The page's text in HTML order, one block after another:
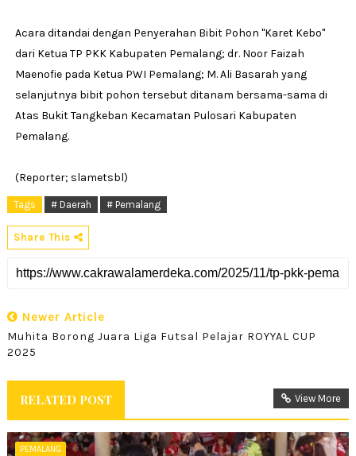
Acara ditandai dengan Penyerahan Bibit Pohon ''Karet Kebo''
dari Ketua TP PKK Kabupaten Pemalang; dr. Noor Faizah
Maenofie pada Ketua PWI Pemalang; M. Ali Basarah yang
selanjutnya bibit pohon tersebut ditanam bersama-sama di
Atas Bukit Tangkeban Kecamatan Pulosari Kabupaten
Pemalang.
(Reporter; slametsbl)
Tags # Daerah # Pemalang
Share This
Newer Article
Muhita Borong Juara Liga Futsal Pelajar ROYYAL CUP
2025
RELATED POST View More
PEMALANG